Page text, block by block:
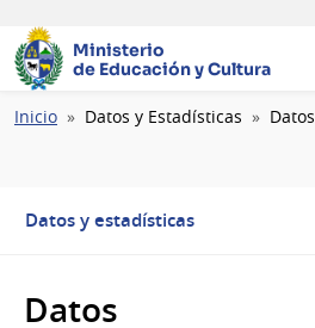
Ministerio
de Educación y Cultura
Ruta
Inicio Datos y Estadísticas Datos
Datos y estadísticas
Datos